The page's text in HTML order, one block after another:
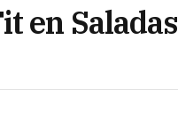
en Saladas